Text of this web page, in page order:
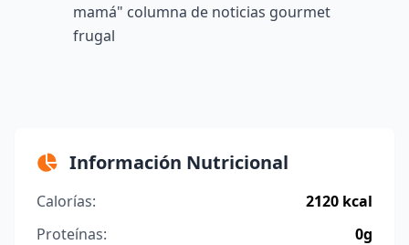
mamá" columna de noticias gourmet
frugal
Información Nutricional
Calorías:
2120 kcal
Proteínas:
0g